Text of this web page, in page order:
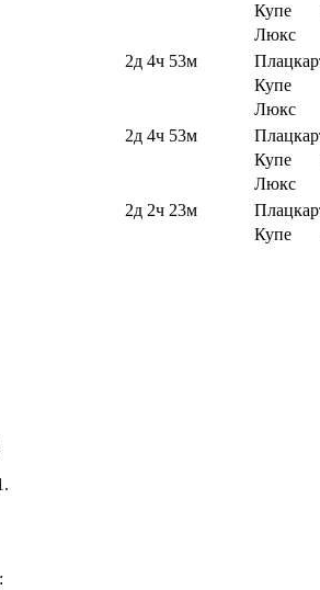
Купе
Люкс
2д 4ч 53м
Купе
Люкс
2д 4ч 53м
Купе
Люкс
2д 2ч 23м
Купе